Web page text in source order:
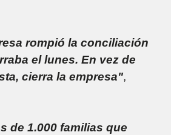
rompió la conciliación
el lunes. En vez de
cierra la empresa",
de 1.000 familias que